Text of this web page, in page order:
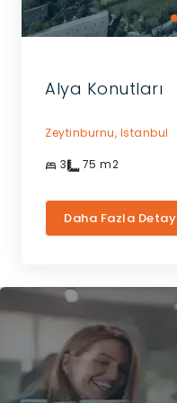
Alya Konutları
Zeytinburnu, Istanbul
3 75 m2
Daha Fazla Detay